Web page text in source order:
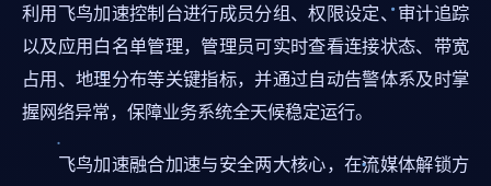
利用飞鸟加速控制台进行成员分组、权限设定、审计追踪
以及应用白名单管理，管理员可实时查看连接状态、带宽
占用、地理分布等关键指标，并通过自动告警体系及时掌
握网络异常，保障业务系统全天候稳定运行。
飞鸟加速融合加速与安全两大核心，在流媒体解锁方